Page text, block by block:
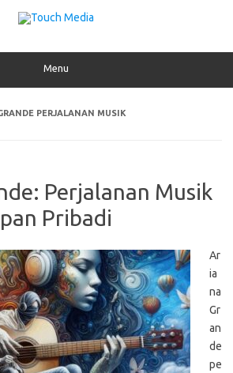
Menu
PERJALANAN MUSIK
Perjalanan Musik
Pribadi
Ar
ia
na
Gr
an
de
pe